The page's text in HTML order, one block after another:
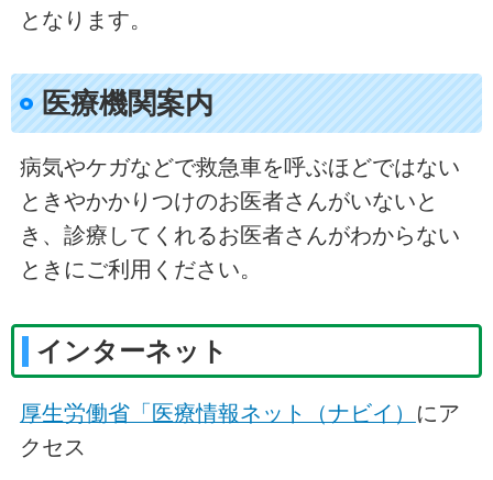
となります。
医療機関案内
病気やケガなどで救急車を呼ぶほどではない
ときやかかりつけのお医者さんがいないと
き、診療してくれるお医者さんがわからない
ときにご利用ください。
インターネット
厚生労働省「医療情報ネット（ナビイ） にア
クセス